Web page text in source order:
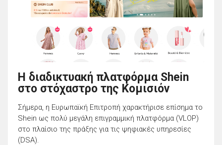
H διαδικτυακή πλατφόρμα Shein
στο στόχαστρο της Κομισιόν
Σήμερα, η Ευρωπαϊκή Επιτροπή χαρακτήρισε επίσημα το
Shein ως πολύ μεγάλη επιγραμμική πλατφόρμα (VLOP)
στο πλαίσιο της πράξης για τις ψηφιακές υπηρεσίες
(DSA).